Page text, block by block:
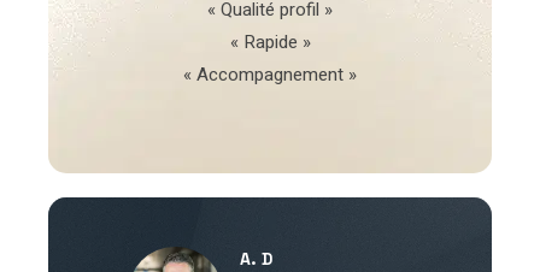
« Qualité profil »
« Rapide »
« Accompagnement »
A. D